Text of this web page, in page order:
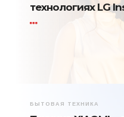
технологиях LG
БЫТОВАЯ ТЕХНИКА